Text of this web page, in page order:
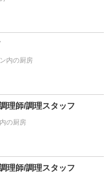
内の厨房
理師/調理スタッフ
の厨房
理師/調理スタッフ